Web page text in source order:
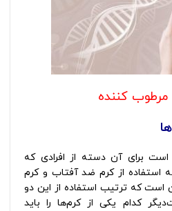
کننده
برای آن دسته از افرادی که
استفاده از کرم ضد آفتاب و کرم
است که ترتیب استفاده از این دو
کدام ‌یکی از کرم‌ها را باید